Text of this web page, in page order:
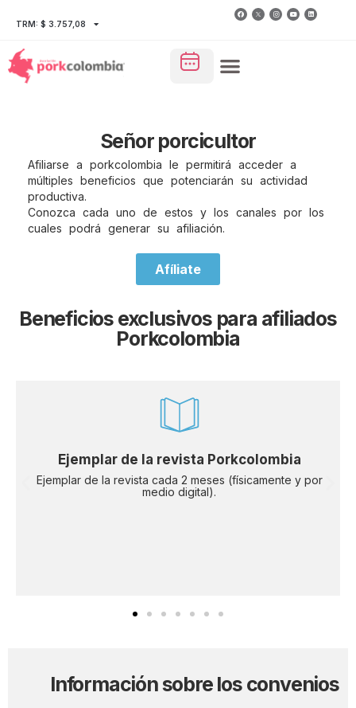
TRM: $ 3.757,08
Señor porcicultor
Afiliarse a porkcolombia le permitirá acceder a
múltiples beneficios que potenciarán su actividad
productiva.
Conozca cada uno de estos y los canales por los
cuales podrá generar su afiliación.
Afíliate
Beneficios exclusivos para afiliados
Porkcolombia
Ejemplar de la revista Porkcolombia
Ejemplar de la revista cada 2 meses (físicamente y por
medio digital).
Información sobre los convenios